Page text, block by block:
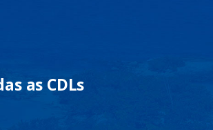
as CDLs